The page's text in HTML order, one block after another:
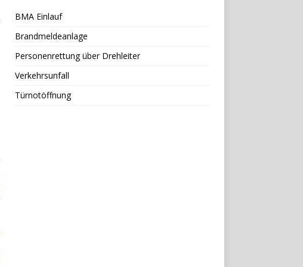
BMA Einlauf
Brandmeldeanlage
Personenrettung über Drehleiter
Verkehrsunfall
Türnotöffnung